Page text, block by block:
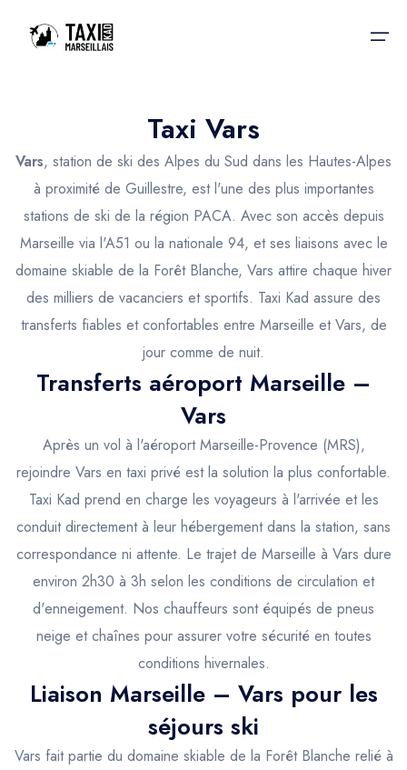
Nos services
Nos services
Taxis Aéroport
Trajet Gare SNCF
Trajet Port croisière
Trajet Séminaire
Trajet Santé
Trajet Longue Distance
Taxis aéroport
Réservation
Actualités & évènements
Contactez-nous
Taxi Vars
Vars, station de ski des Alpes du Sud dans les Hautes-Alpes
à proximité de Guillestre, est l'une des plus importantes
stations de ski de la région PACA. Avec son accès depuis
Marseille via l'A51 ou la nationale 94, et ses liaisons avec le
domaine skiable de la Forêt Blanche, Vars attire chaque hiver
des milliers de vacanciers et sportifs. Taxi Kad assure des
transferts fiables et confortables entre Marseille et Vars, de
jour comme de nuit.
Transferts aéroport Marseille –
Vars
Après un vol à l'aéroport Marseille-Provence (MRS),
rejoindre Vars en taxi privé est la solution la plus confortable.
Taxi Kad prend en charge les voyageurs à l'arrivée et les
conduit directement à leur hébergement dans la station, sans
correspondance ni attente. Le trajet de Marseille à Vars dure
environ 2h30 à 3h selon les conditions de circulation et
d'enneigement. Nos chauffeurs sont équipés de pneus
neige et chaînes pour assurer votre sécurité en toutes
conditions hivernales.
Liaison Marseille – Vars pour les
séjours ski
Vars fait partie du domaine skiable de la Forêt Blanche relié à